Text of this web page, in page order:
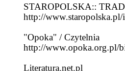
STAROPOLSKA::
http://
"Opoka" / Czytelnia
http://www.opoka.org.pl/
Literatura.net.pl